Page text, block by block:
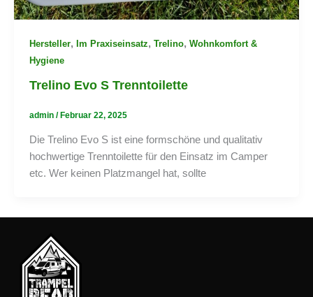
Hersteller, Im Praxiseinsatz, Trelino, Wohnkomfort &
Hygiene
Trelino Evo S Trenntoilette
admin /Februar 22, 2025
Die Trelino Evo S ist eine formschöne und qualitativ
hochwertige Trenntoilette für den Einsatz im Camper
etc. Wer keinen Platzmangel hat, sollte